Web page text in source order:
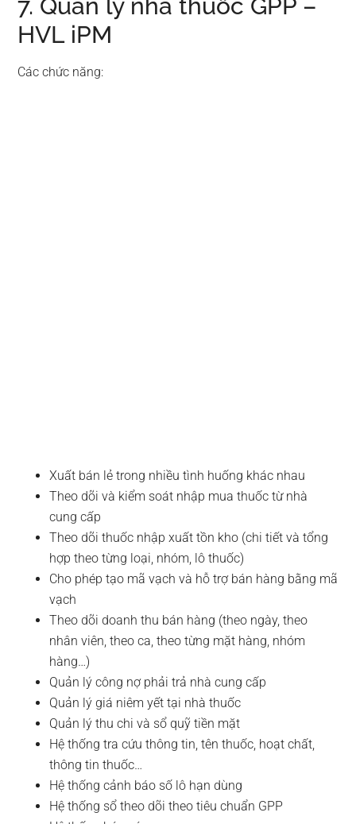
7. Quản lý nhà thuốc GPP –
HVL iPM
Các chức năng:
Xuất bán lẻ trong nhiều tình huống khác nhau
Theo dõi và kiểm soát nhập mua thuốc từ nhà
cung cấp
Theo dõi thuốc nhập xuất tồn kho (chi tiết và tổng
hợp theo từng loại, nhóm, lô thuốc)
Cho phép tạo mã vạch và hỗ trợ bán hàng bằng mã
vạch
Theo dõi doanh thu bán hàng (theo ngày, theo
nhân viên, theo ca, theo từng mặt hàng, nhóm
hàng…)
Quản lý công nợ phải trả nhà cung cấp
Quản lý giá niêm yết tại nhà thuốc
Quản lý thu chi và sổ quỹ tiền mặt
Hệ thống tra cứu thông tin, tên thuốc, hoạt chất,
thông tin thuốc…
Hệ thống cảnh báo số lô hạn dùng
Hệ thống sổ theo dõi theo tiêu chuẩn GPP